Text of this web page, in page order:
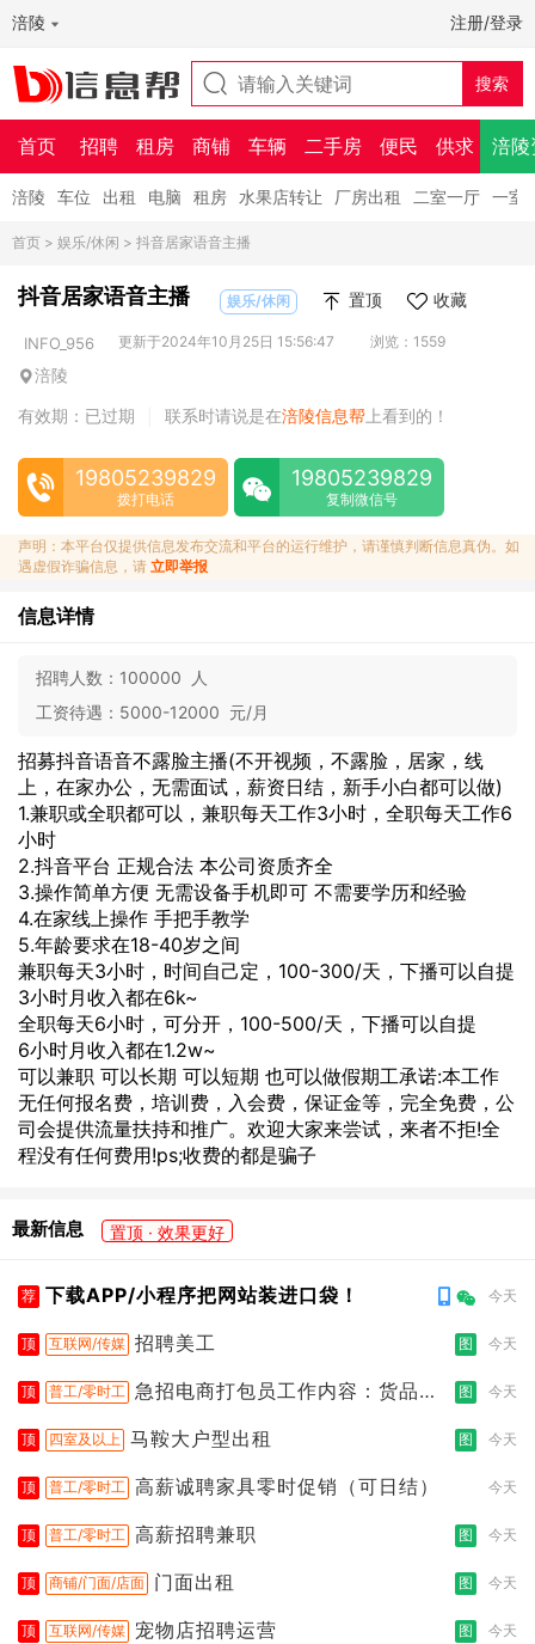
涪陵 注册/登录
首页 招聘 租房 商铺 车辆 二手房 便民 供求 涪陵
涪陵 车位 出租 电脑 租房 水果店转让 厂房出租 二室一厅 一室
首页 > 娱乐/休闲 > 抖音居家语音主播
抖音居家语音主播 娱乐/休闲 置顶 收藏
INFO_956 更新于2024年10月25日 15:56:47 浏览：1559
涪陵
有效期：已过期
联系时请说是在涪陵信息帮 上看到的！
19805239829
拨打电话
19805239829
复制微信号
声明：本平台仅提供信息发布交流和平台的运行维护，请谨慎判断信息真伪。如
遇虚假诈骗信息，请 立即举报
信息详情
招聘人数： 100000 人
工资待遇： 5000-12000 元/月
招募抖音语音不露脸主播(不开视频，不露脸，居家，线
上，在家办公，无需面试，薪资日结，新手小白都可以做)
1.兼职或全职都可以，兼职每天工作3小时，全职每天工作6
小时
2.抖音平台 正规合法 本公司资质齐全
3.操作简单方便 无需设备手机即可 不需要学历和经验
4.在家线上操作 手把手教学
5.年龄要求在18-40岁之间
兼职每天3小时，时间自己定，100-300/天，下播可以自提
3小时月收入都在6k~
全职每天6小时，可分开，100-500/天，下播可以自提
6小时月收入都在1.2w~
可以兼职 可以长期 可以短期 也可以做假期工承诺:本工作
无任何报名费，培训费，入会费，保证金等，完全免费，公
司会提供流量扶持和推广。欢迎大家来尝试，来者不拒!全
程没有任何费用!ps;收费的都是骗子
最新信息 置顶 · 效果更好
荐 下载APP/小程序把网站装进口袋！ 今天
顶 互联网/传媒 招聘美工 图 今天
顶 普工/零时工 急招电商打包员工作内容：货品分
图 今天
顶 四室及以上 马鞍大户型出租 图 今天
顶 普工/零时工 高薪诚聘家具零时促销（可日结） 今天
顶 普工/零时工 高薪招聘兼职 图 今天
顶 商铺/门面/店面 门面出租 图 今天
顶 互联网/传媒 宠物店招聘运营 图 今天